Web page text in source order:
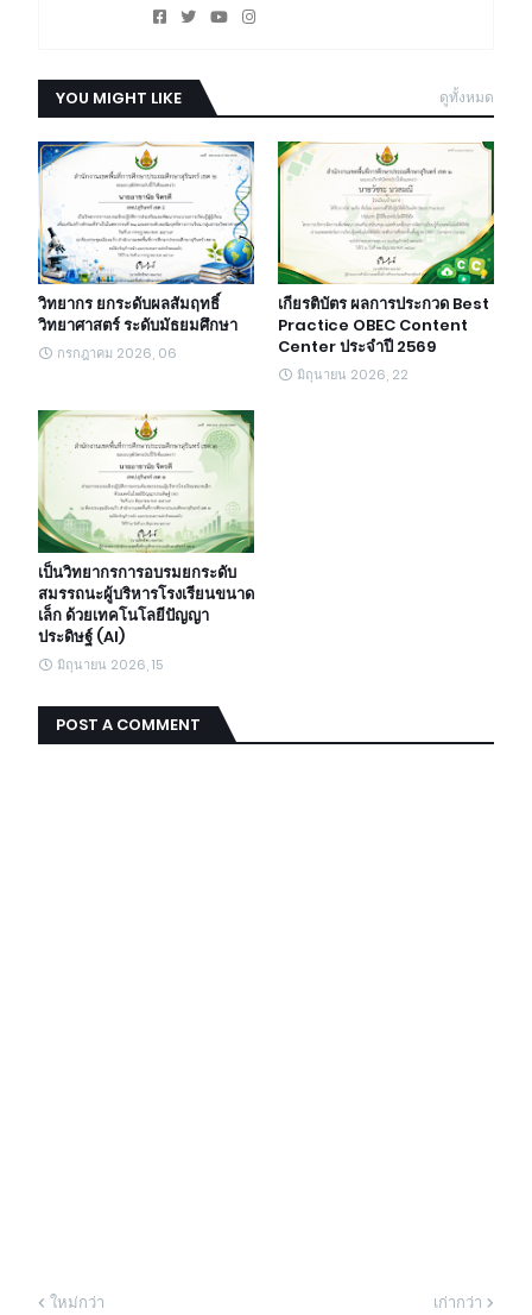
YOU MIGHT LIKE ดูทั้งหมด
วิทยากร ยกระดับผลสัมฤทธิ์
วิทยาศาสตร์ ระดับมัธยมศึกษา
กรกฎาคม 2026, 06
เกียรติบัตร ผลการประกวด Best
Practice OBEC Content
Center ประจำปี 2569
มิถุนายน 2026, 22
เป็นวิทยากรการอบรมยกระดับ
สมรรถนะผู้บริหารโรงเรียนขนาด
เล็ก ด้วยเทคโนโลยีปัญญา
ประดิษฐ์ (AI)
มิถุนายน 2026, 15
POST A COMMENT
ใหม่กว่า เก่ากว่า